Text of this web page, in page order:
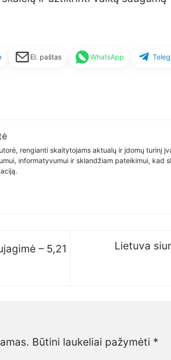
El. paštas WhatsApp
rengianti skaitytojams aktualų ir įdomų turinį
informatyvumui ir sklandžiam pateikimui, kad
– 5,21
Lietuva
Būtini laukeliai pažymėti *